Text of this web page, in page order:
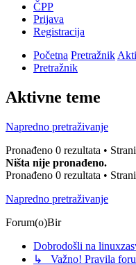
ČPP
Prijava
Registracija
Početna Pretražnik
Pretražnik
Aktivne teme
Napredno pretraživanje
Pronađeno 0 rezultata •
Ništa nije pronađeno.
Pronađeno 0 rezultata •
Napredno pretraživanje
Forum(o)Bir
Dobrodošli na
↳ Važno! Pravila